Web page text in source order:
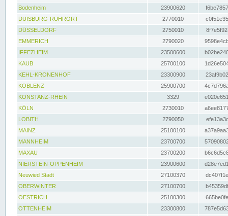
Bodenheim
23900620
DUISBURG-RUHRORT
2770010
DÜSSELDORF
2750010
EMMERICH
2790020
IFFEZHEIM
23500600
KAUB
25700100
KEHL-KRONENHOF
23300900
KOBLENZ
25900700
KONSTANZ-RHEIN
3329
KÖLN
2730010
LOBITH
2790050
MAINZ
25100100
MANNHEIM
23700700
MAXAU
23700200
NIERSTEIN-OPPENHEIM
23900600
Neuwied Stadt
27100370
OBERWINTER
27100700
OESTRICH
25100300
OTTENHEIM
23300800